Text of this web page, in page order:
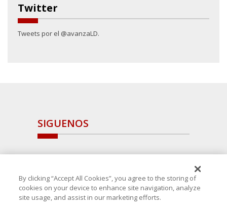
Twitter
Tweets por el @avanzaLD.
SIGUENOS
By clicking “Accept All Cookies”, you agree to the storing of
cookies on your device to enhance site navigation, analyze
site usage, and assist in our marketing efforts.